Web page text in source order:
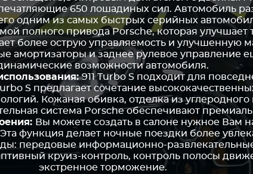
650 лошадиных сил. Автомобиль
одним из самых быстрых серийных
полного привода Porsche, которая улучшает
более острую управляемость и улучшенную
амортизаторы и заднее рулевое управление
возможности автомобиля.
911 Turbo S подходит для
S предлагает сочетание
Кожаная обивка, отделка из
система Porsche обеспечивают
Вы можете создать в салоне нужное Вам
функция делает ночные поездки более
передовые информационно-
круиз-контроль, контроль полосы
экстренное торможение.